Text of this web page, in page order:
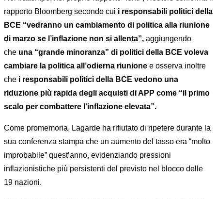
rapporto Bloomberg secondo cui i responsabili politici della
BCE “vedranno un cambiamento di politica alla riunione
di marzo se l’inflazione non si allenta”, aggiungendo
che una “grande minoranza” di politici della BCE voleva
cambiare la politica all’odierna riunione e osserva inoltre
che i responsabili politici della BCE vedono una
riduzione più rapida degli acquisti di APP come “il primo
scalo per combattere l’inflazione elevata”.
Come promemoria, Lagarde ha rifiutato di ripetere durante la
sua conferenza stampa che un aumento del tasso era “molto
improbabile” quest’anno, evidenziando pressioni
inflazionistiche più persistenti del previsto nel blocco delle
19 nazioni.